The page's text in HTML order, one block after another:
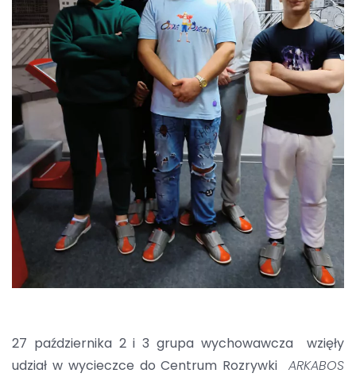
27 października 2 i 3 grupa wychowawcza wzięły
udział w wycieczce do Centrum Rozrywki ARKABOS